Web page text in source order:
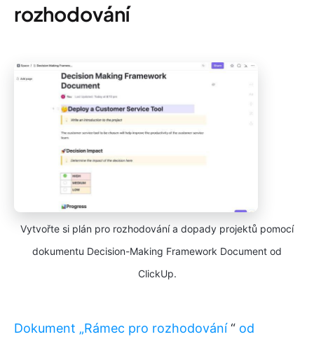
rozhodování
Vytvořte si plán pro rozhodování a dopady projektů pomocí
dokumentu Decision-Making Framework Document od
ClickUp.
Dokument „Rámec pro rozhodování“ od